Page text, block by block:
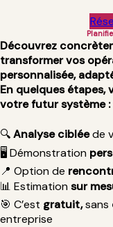
Découvrez
transformer vos
personnalisée,
En quelques étapes,
votre futur système :
🔍Analyse cibléede
🖥️ Démonstration
📍 Option de
📊 Estimationsur
🎯 C’est gratuit,sans
entreprise